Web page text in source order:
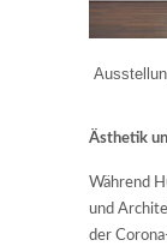
Ästhetik
Während
und
der